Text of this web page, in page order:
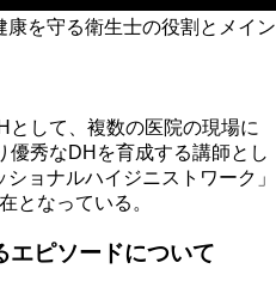
として、複数の医院の現場に
優秀なDHを育成する講師とし
ョナルハイジニストワーク」
となっている。
エピソードについて